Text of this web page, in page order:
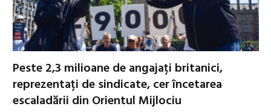
Peste 2,3 milioane de angajați britanici,
reprezentați de sindicate, cer încetarea
escaladării din Orientul Mijlociu